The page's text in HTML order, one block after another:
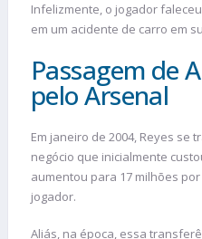
Infelizmente, o jogador
em um acidente de carro em
Passagem de
pelo Arsenal
Em janeiro de 2004, Reyes se
negócio que inicialmente
aumentou para 17 milhões
jogador.
Aliás, na época, essa